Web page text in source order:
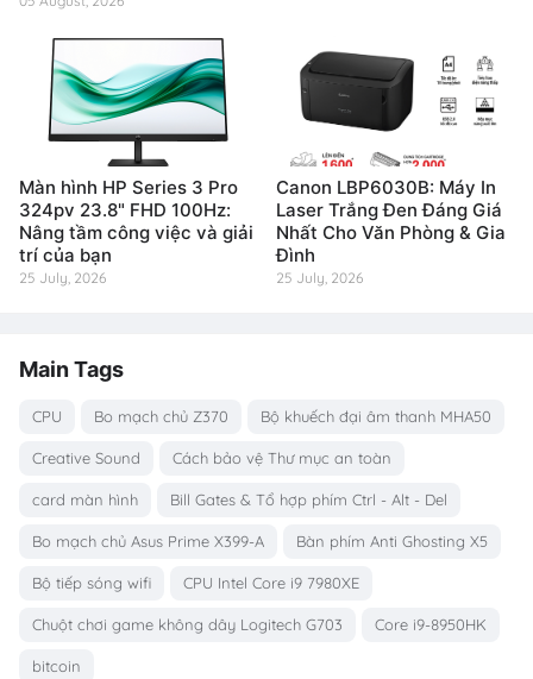
Màn hình HP Series 3 Pro
324pv 23.8" FHD 100Hz:
Nâng tầm công việc và giải
trí của bạn
25 July, 2026
Canon LBP6030B: Máy In
Laser Trắng Đen Đáng Giá
Nhất Cho Văn Phòng & Gia
Đình
25 July, 2026
Main Tags
CPU Bo mạch chủ Z370 Bộ khuếch đại âm thanh MHA50
Creative Sound Cách bảo vệ Thư mục an toàn
card màn hình Bill Gates & Tổ hợp phím Ctrl - Alt - Del
Bo mạch chủ Asus Prime X399-A Bàn phím Anti Ghosting X5
Bộ tiếp sóng wifi CPU Intel Core i9 7980XE
Chuột chơi game không dây Logitech G703 Core i9-8950HK
bitcoin